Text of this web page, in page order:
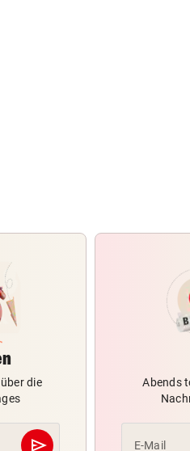
die
send
Abends
E-Mail